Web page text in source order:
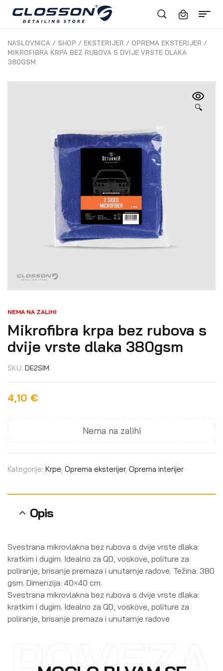
NASLOVNICA / SHOP / EKSTERIJER / OPREMA EKSTERIJER /
MIKROFIBRA KRPA BEZ RUBOVA S DVIJE VRSTE DLAKA
380GSM
🔍
NEMA NA ZALIHI
Mikrofibra krpa bez rubova s
dvije vrste dlaka 380gsm
SKU: DE2SIM
4,10 €
Nema na zalihi
Kategorije: Krpe, Oprema eksterijer, Oprema interijer
Opis
Svestrana mikrovlakna bez rubova s dvije vrste dlaka:
kratkim i dugim. Idealno za QD, voskove, politure za
poliranje, brisanje premaza i unutarnje radove. Težina: 380
gsm. Dimenzija: 40×40 cm.
Svestrana mikrovlakna bez rubova s dvije vrste dlaka:
kratkim i dugim. Idealno za QD, voskove, politure za
poliranje, brisanje premaza i unutarnje radove